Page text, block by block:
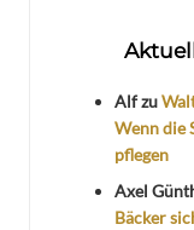
Alfzu
Wenn die
pflegen
Axel
Bäcker